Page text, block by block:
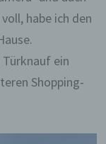
habe ich den
ein
Shopping-